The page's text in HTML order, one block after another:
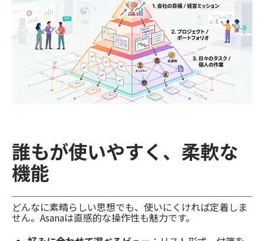
誰もが使いやすく、柔軟な
機能
どんなに素晴らしい思想でも、使いにくければ定着しま
せん。Asanaは直感的な操作性も魅力です。